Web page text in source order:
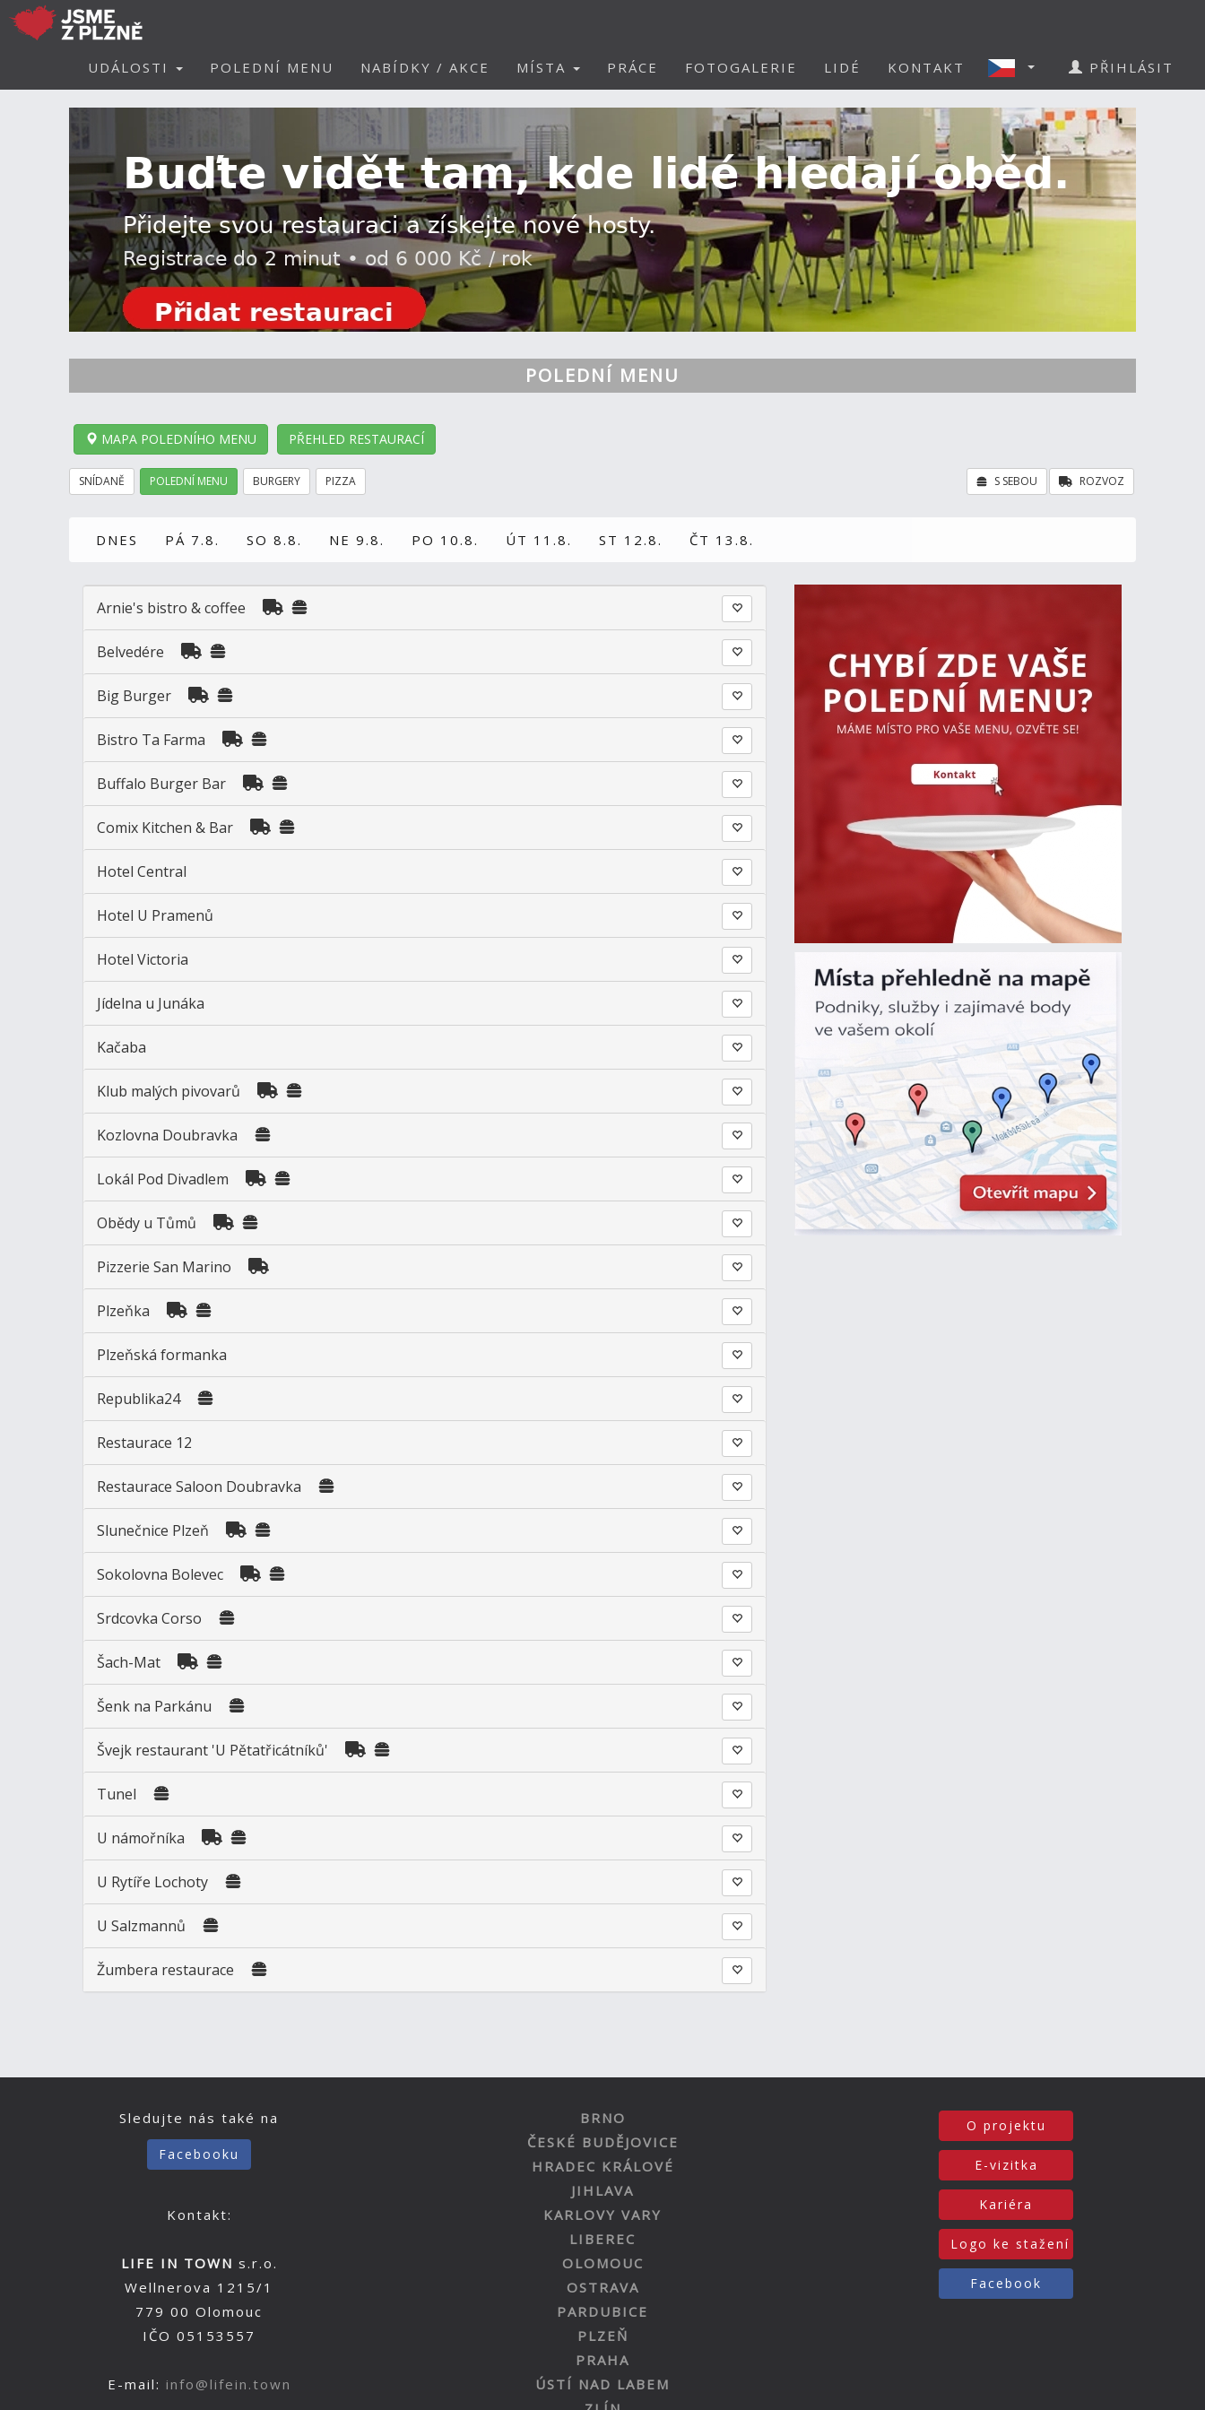
UDÁLOSTI POLEDNÍ MENU NABÍDKY / AKCE MÍSTA PRÁCE FOTOGALERIE LIDÉ KONTAKT PŘIHLÁSIT
POLEDNÍ MENU
MAPA POLEDNÍHO MENU PŘEHLED RESTAURACÍ
SNÍDANĚ POLEDNÍ MENU BURGERY PIZZA ROZVOZ
S SEBOU
DNES PÁ 7.8. SO 8.8. NE 9.8. PO 10.8. ÚT 11.8. ST 12.8. ČT 13.8.
Arnie's bistro & coffee
Belvedére
Big Burger
Bistro Ta Farma
Buffalo Burger Bar
Comix Kitchen & Bar
Hotel Central
Hotel U Pramenů
Hotel Victoria
Jídelna u Junáka
Kačaba
Klub malých pivovarů
Kozlovna Doubravka
Lokál Pod Divadlem
Obědy u Tůmů
Pizzerie San Marino
Plzeňka
Plzeňská formanka
Republika24
Restaurace 12
Restaurace Saloon Doubravka
Slunečnice Plzeň
Sokolovna Bolevec
Srdcovka Corso
Šach-Mat
Šenk na Parkánu
Švejk restaurant 'U Pětatřicátníků'
Tunel
U námořníka
U Rytíře Lochoty
U Salzmannů
Žumbera restaurace
Sledujte nás také na
Facebooku
Kontakt:
LIFE IN TOWN s.r.o.
Wellnerova 1215/1
779 00 Olomouc
IČO 05153557
E-mail: info@lifein.town
BRNO
ČESKÉ BUDĚJOVICE
HRADEC KRÁLOVÉ
JIHLAVA
KARLOVY VARY
LIBEREC
OLOMOUC
OSTRAVA
PARDUBICE
PLZEŇ
PRAHA
ÚSTÍ NAD LABEM
O projektu
E-vizitka
Kariéra
Logo ke stažení
Facebook